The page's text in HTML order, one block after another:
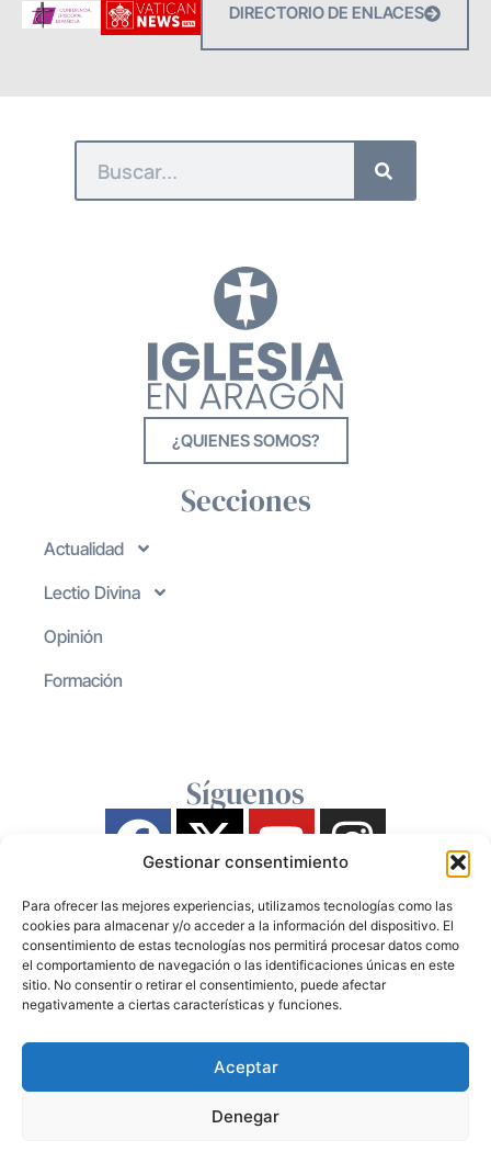
Gestionar consentimiento
Para ofrecer las mejores experiencias, utilizamos tecnologías como las
cookies para almacenar y/o acceder a la información del dispositivo. El
consentimiento de estas tecnologías nos permitirá procesar datos como
el comportamiento de navegación o las identificaciones únicas en este
sitio. No consentir o retirar el consentimiento, puede afectar
negativamente a ciertas características y funciones.
Aceptar
Denegar
DIRECTORIO DE ENLACES
¿QUIENES SOMOS?
Secciones
Actualidad
Lectio Divina
Opinión
Formación
Síguenos